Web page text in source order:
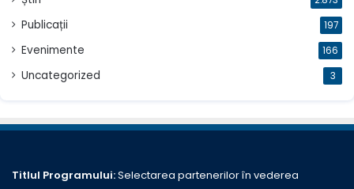
Publicații 197
Evenimente 166
Uncategorized 3
Titlul Programului:Selectarea partenerilor în vederea